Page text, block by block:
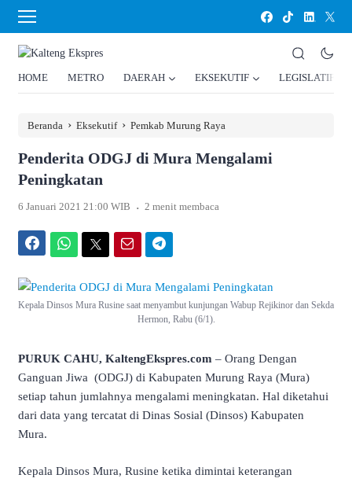
HOME METRO DAERAH EKSEKUTIF LEGISLATIF
Beranda › Eksekutif › Pemkab Murung Raya
Penderita ODGJ di Mura Mengalami
Peningkatan
6 Januari 2021 21:00 WIB . 2 menit membaca
Kepala Dinsos Mura Rusine saat menyambut kunjungan Wabup Rejikinor dan Sekda
Hermon, Rabu (6/1).
PURUK CAHU, KaltengEkspres.com – Orang Dengan
Ganguan Jiwa (ODGJ) di Kabupaten Murung Raya (Mura)
setiap tahun jumlahnya mengalami meningkatan. Hal diketahui
dari data yang tercatat di Dinas Sosial (Dinsos) Kabupaten
Mura.
Kepala Dinsos Mura, Rusine ketika dimintai keterangan